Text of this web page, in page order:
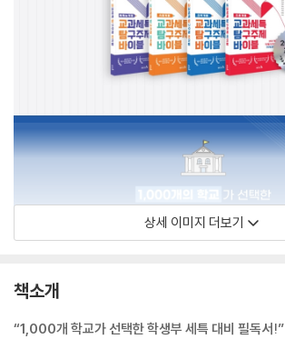
상세 이미지 더보기
책소개
“1,000개 학교가 선택한 학생부 세특 대비 필독서!”